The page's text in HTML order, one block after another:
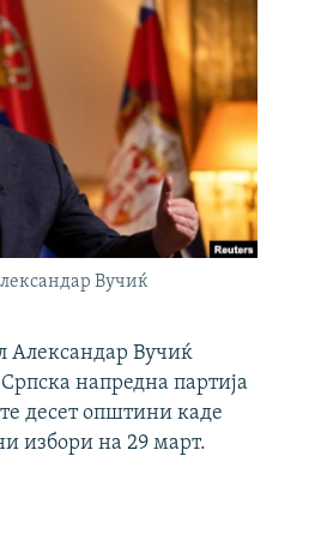
Вучиќ
Александар Вучиќ
напредна партија
десет општини каде
избори на 29 март.